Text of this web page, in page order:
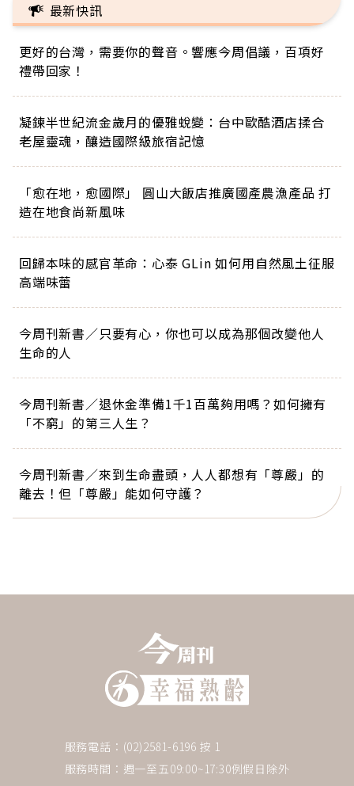
最新快訊
更好的台灣，需要你的聲音。響應今周倡議，百項好
禮帶回家！
凝鍊半世紀流金歲月的優雅蛻變：台中歐酷酒店揉合
老屋靈魂，釀造國際級旅宿記憶
「愈在地，愈國際」 圓山大飯店推廣國產農漁產品 打
造在地食尚新風味
回歸本味的感官革命：心泰 GLin 如何用自然風土征服
高端味蕾
今周刊新書／只要有心，你也可以成為那個改變他人
生命的人
今周刊新書／退休金準備1千1百萬夠用嗎？如何擁有
「不窮」的第三人生？
今周刊新書／來到生命盡頭，人人都想有「尊嚴」的
離去！但「尊嚴」能如何守護？
服務電話：(02)2581-6196 按 1
服務時間：週一至五09:00~17:30例假日除外